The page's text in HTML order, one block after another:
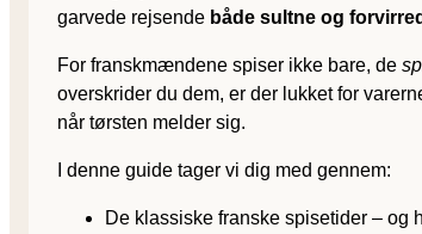
garvede rejsende både sultne og
For franskmændene spiser ikke bare, de
overskrider du dem, er der lukket for
når tørsten melder sig.
I denne guide tager vi dig med gennem:
De klassiske franske spisetider – og